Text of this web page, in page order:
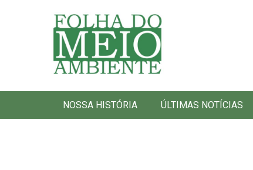
Folha do Meio Ambiente
NOSSA HISTÓRIA ÚLTIMAS NOTÍCIAS